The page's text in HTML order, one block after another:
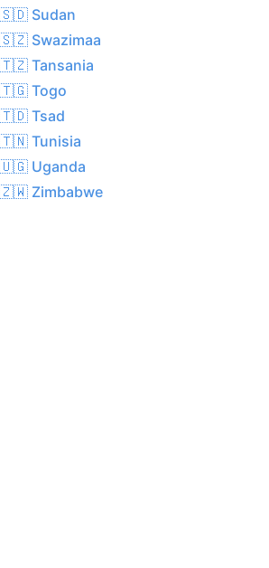
🇸🇩 Sudan
🇸🇿 Swazimaa
🇹🇿 Tansania
🇹🇬 Togo
🇹🇩 Tsad
🇹🇳 Tunisia
🇺🇬 Uganda
🇿🇼 Zimbabwe